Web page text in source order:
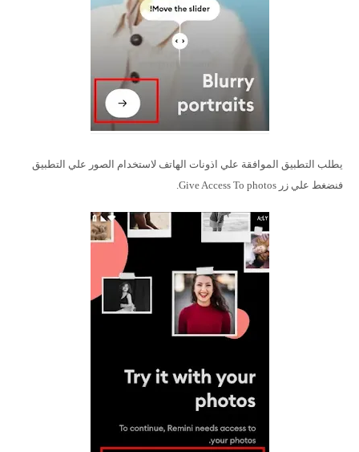
يطلب التطبيق الموافقة علي اذونات الهاتف لاستخدام الصور علي التطبيق
فنضغط علي زر Give Access To photos.